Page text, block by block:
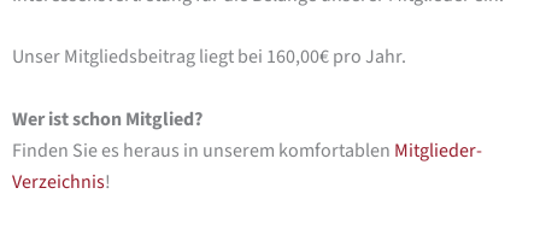
Unser Mitgliedsbeitrag liegt bei 160,00€ pro Jahr.
Wer ist schon Mitglied?
Finden Sie es heraus in unserem komfortablen Mitglieder-
Verzeichnis!